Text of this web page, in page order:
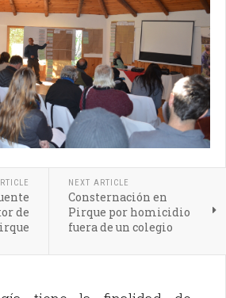
de
NEXT ARTICLE
Consternación en
Pirque por homicidio
fuera de un colegio